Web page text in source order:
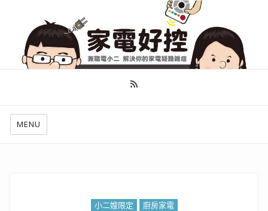
幫你做好功課，看了就知怎麼找出適合自己的家電
MENU
小二嫂限定 廚房家電